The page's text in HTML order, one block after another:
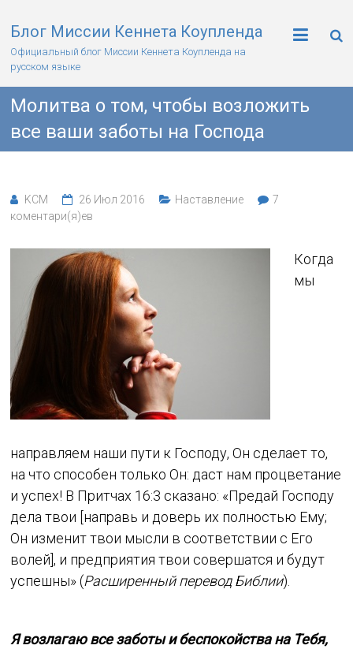
Блог Миссии Кеннета Коупленда
Официальный блог Миссии Кеннета Коупленда на
русском языке
Молитва о том, чтобы возложить
все ваши заботы на Господа
KCM 26 Июл 2016 Наставление
7
коментари(я)ев
Когда
мы
направляем наши пути к Господу, Он сделает то,
на что способен только Он: даст нам процветание
и успех! В Притчах 16:3 сказано: «Предай Господу
дела твои [направь и доверь их полностью Ему;
Он изменит твои мысли в соответствии с Его
волей], и предприятия твои совершатся и будут
успешны» (Расширенный перевод Библии).
Я возлагаю все заботы и беспокойства на Тебя,